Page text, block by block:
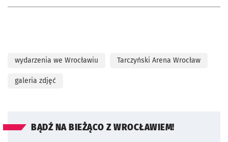
wydarzenia we Wrocławiu Tarczyński Arena Wrocław
galeria zdjęć
BĄDŹ NA BIEŻĄCO Z WROCŁAWIEM!